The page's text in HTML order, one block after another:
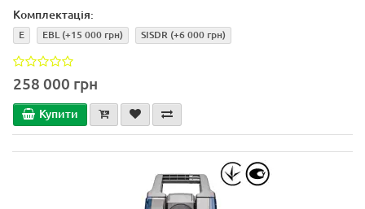
Комплектація:
E EBL (+15 000 грн) SISDR (+6 000 грн)
258 000 грн
Купити